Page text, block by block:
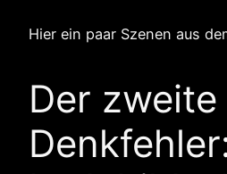
Hier ein paar Szenen aus
Der zweite